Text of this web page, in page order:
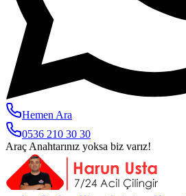
Hemen Ara
0536 210 30 30
Araç Anahtarınız yoksa biz varız!